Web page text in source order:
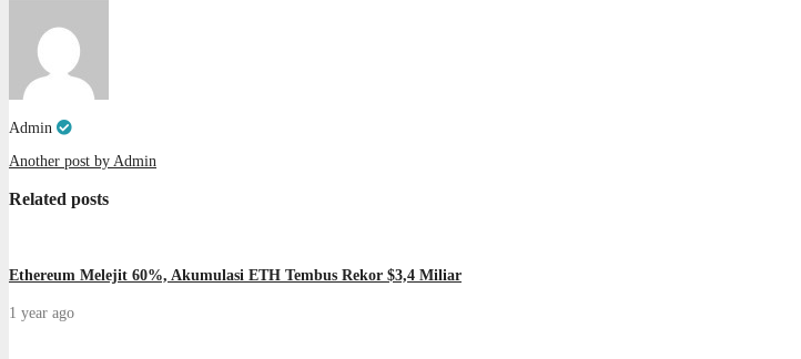
Admin
Another post by Admin
Related posts
Ethereum Melejit 60%, Akumulasi ETH Tembus Rekor $3,4 Miliar
1 year ago